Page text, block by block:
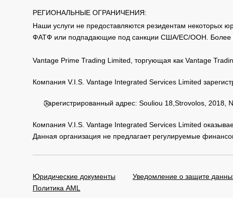
РЕГИОНАЛЬНЫЕ ОГРАНИЧЕНИЯ:
Наши услуги не предоставляются резидентам
ФАТФ или подпадающие под санкции США/ЕС/ООН. Более
Vantage Prime Trading Limited, торгующая как Vantage
Компания V.I.S. Vantage Integrated Services Limited
Зарегистрированный адрес: Souliou 18,Strovolos, 2018,
Компания V.I.S. Vantage Integrated Services Limited
Данная организация не предлагает регулируемые
Юридические документы Уведомление о защите
Политика AML